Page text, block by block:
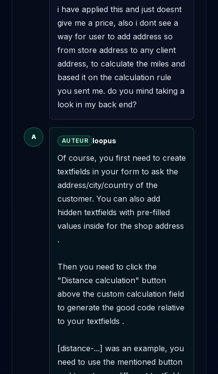
i have applied this and just doesnt
give me a price, also i dont see a
way for user to add address so
from store address to any client
address, to calculate the miles and
based it on the calculation rule
you sent me. do you mind taking a
look in my back end?
A
AUTEUR loopus
Of course, you first need to create
textfields in your form to ask the
address/city/country of the
customer. You can also add
hidden textfields with pre-filled
values inside for the shop address
.
Then you need to click the
"Distance calculation" button
above the custom calculation field
to generate the good code relative
to your textfields .
[distance-...] was an example, you
need to use the mentioned button